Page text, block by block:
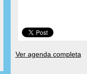
Ver agenda completa